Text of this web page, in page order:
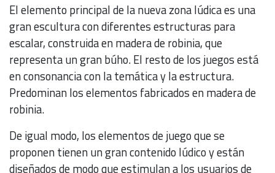
El elemento principal de la nueva zona lúdica es una
gran escultura con diferentes estructuras para
escalar, construida en madera de robinia, que
representa un gran búho. El resto de los juegos está
en consonancia con la temática y la estructura.
Predominan los elementos fabricados en madera de
robinia.
De igual modo, los elementos de juego que se
proponen tienen un gran contenido lúdico y están
diseñados de modo que estimulan a los usuarios de